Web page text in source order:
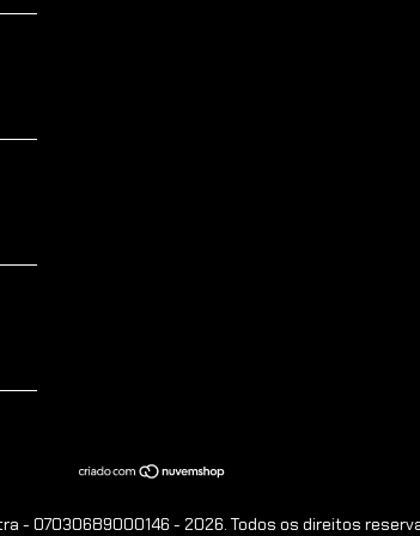
- 07030689000146 - 2026. Todos os direitos